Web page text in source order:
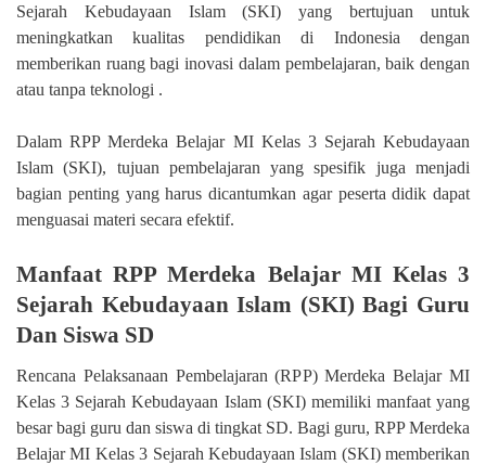
Sejarah Kebudayaan Islam (SKI) yang bertujuan untuk
meningkatkan kualitas pendidikan di Indonesia dengan
memberikan ruang bagi inovasi dalam pembelajaran, baik dengan
atau tanpa teknologi .
Dalam RPP Merdeka Belajar MI Kelas 3 Sejarah Kebudayaan
Islam (SKI), tujuan pembelajaran yang spesifik juga menjadi
bagian penting yang harus dicantumkan agar peserta didik dapat
menguasai materi secara efektif.
Manfaat RPP Merdeka Belajar MI Kelas 3
Sejarah Kebudayaan Islam (SKI) Bagi Guru
Dan Siswa SD
Rencana Pelaksanaan Pembelajaran (RPP) Merdeka Belajar MI
Kelas 3 Sejarah Kebudayaan Islam (SKI) memiliki manfaat yang
besar bagi guru dan siswa di tingkat SD. Bagi guru, RPP Merdeka
Belajar MI Kelas 3 Sejarah Kebudayaan Islam (SKI) memberikan